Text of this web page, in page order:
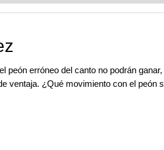
and with a more personalised
peón erróneo del canto no podrán
ventaja. ¿Qué movimiento con el peón